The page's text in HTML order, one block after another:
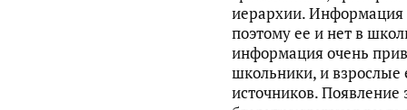
иерархии. Информация
поэтому ее и нет в
информация очень
школьники, и взрослые
источников.